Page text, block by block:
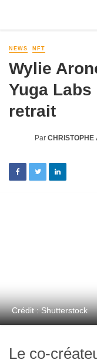
NEWS NFT
Wylie
Yuga Labs
retrait
Par CHRISTOPHE
Crédit : Shutterstock
Le co-